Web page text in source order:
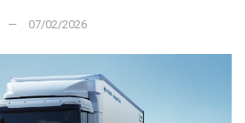
07/02/2026